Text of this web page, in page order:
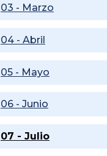
03 - Marzo
04 - Abril
05 - Mayo
06 - Junio
07 - Julio